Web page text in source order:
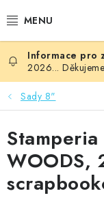
na
NOVINKY
HURÁ DÍLNA
VŠECHNO ZBOŽÍ
KNIHAŘSKÝ
2026...
Sady 8"
Stamperia
WOODS,